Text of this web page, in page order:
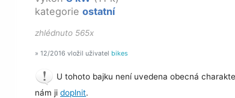
kategorieostatní
zhlédnuto 565x
» 12/2016 vložil uživatel bikes
U tohoto bajku není uvedena obecná
nám jidoplnit.